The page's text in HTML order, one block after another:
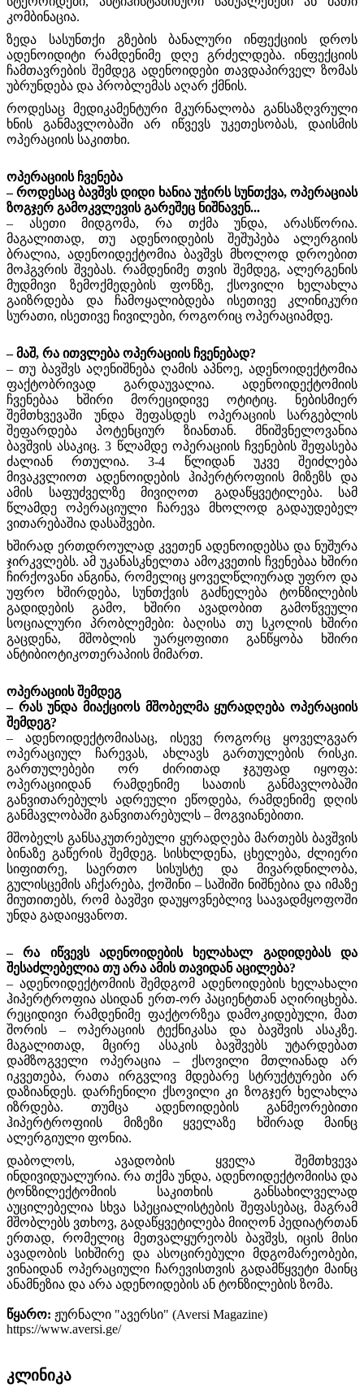
კომბინაცია.
ზედა სასუნთქი გზების ბანალური ინფექციის დროს
ადენოიდიტი რამდენიმე დღე გრძელდება. ინფექციის
ჩამთავრების შემდეგ ადენოიდები თავდაპირველ ზომას
უბრუნდება და პრობლემას აღარ ქმნის.
როდესაც მედიკამენტური მკურნალობა განსაზღვრული
ხნის განმავლობაში არ იწვევს უკეთესობას, დაისმის
ოპერაციის საკითხი.
ოპერაციის ჩვენება
– როდესაც ბავშვს დიდი ხანია უჭირს სუნთქვა, ოპერაციას
ზოგჯერ გამოკვლევის გარეშეც ნიშნავენ...
– ასეთი მიდგომა, რა თქმა უნდა, არასწორია.
მაგალითად, თუ ადენოიდების შეშუპება ალერგიის
ბრალია, ადენოიდექტომია ბავშვს მხოლოდ დროებით
მოჰგვრის შვებას. რამდენიმე თვის შემდეგ, ალერგენის
მუდმივი ზემოქმედების ფონზე, ქსოვილი ხელახლა
გაიზრდება და ჩამოყალიბდება ისეთივე კლინიკური
სურათი, ისეთივე ჩივილები, როგორიც ოპერაციამდე.
– მაშ, რა ითვლება ოპერაციის ჩვენებად?
– თუ ბავშვს აღენიშნება ღამის აპნოე, ადენოიდექტომია
ფაქტობრივად გარდაუვალია. ადენოიდექტომიის
ჩვენებაა ხშირი მორეციდივე ოტიტიც. ნებისმიერ
შემთხვევაში უნდა შეფასდეს ოპერაციის სარგებლის
შეფარდება პოტენციურ ზიანთან. მნიშვნელოვანია
ბავშვის ასაკიც. 3 წლამდე ოპერაციის ჩვენების შეფასება
ძალიან რთულია. 3-4 წლიდან უკვე შეიძლება
მივაკვლიოთ ადენოიდების ჰიპერტროფიის მიზეზს და
ამის საფუძველზე მივიღოთ გადაწყვეტილება. სამ
წლამდე ოპერაციული ჩარევა მხოლოდ გადაუდებელ
ვითარებაშია დასაშვები.
ხშირად ერთდროულად კვეთენ ადენოიდებსა და ნუშურა
ჯირკვლებს. ამ უკანასკნელთა ამოკვეთის ჩვენებაა ხშირი
ჩირქოვანი ანგინა, რომელიც ყოველწლიურად უფრო და
უფრო ხშირდება, სუნთქვის გაძნელება ტონზილების
გადიდების გამო, ხშირი ავადობით გამოწვეული
სოციალური პრობლემები: ბაღისა თუ სკოლის ხშირი
გაცდენა, მშობლის უარყოფითი განწყობა ხშირი
ანტიბიოტიკოთერაპიის მიმართ.
ოპერაციის შემდეგ
– რას უნდა მიაქციოს მშობელმა ყურადღება ოპერაციის
შემდეგ?
– ადენოიდექტომიასაც, ისევე როგორც ყოველგვარ
ოპერაციულ ჩარევას, ახლავს გართულების რისკი.
გართულებები ორ ძირითად ჯგუფად იყოფა:
ოპერაციიდან რამდენიმე საათის განმავლობაში
განვითარებულს ადრეული ეწოდება, რამდენიმე დღის
განმავლობაში განვითარებულს – მოგვიანებითი.
მშობელს განსაკუთრებული ყურადღება მართებს ბავშვის
ბინაზე გაწერის შემდეგ. სისხლდენა, ცხელება, ძლიერი
სიფითრე, საერთო სისუსტე და მივარდნილობა,
გულისცემის აჩქარება, ქოშინი – საშიში ნიშნებია და იმაზე
მიუთითებს, რომ ბავშვი დაუყოვნებლივ საავადმყოფოში
უნდა გადაიყვანოთ.
– რა იწვევს ადენოიდების ხელახალ გადიდებას და
შესაძლებელია თუ არა ამის თავიდან აცილება?
– ადენოიდექტომიის შემდგომ ადენოიდების ხელახალი
ჰიპერტროფია ასიდან ერთ-ორ პაციენტთან აღირიცხება.
რეციდივი რამდენიმე ფაქტორზეა დამოკიდებული, მათ
შორის – ოპერაციის ტექნიკასა და ბავშვის ასაკზე.
მაგალითად, მცირე ასაკის ბავშვებს უტარდებათ
დამზოგველი ოპერაცია – ქსოვილი მთლიანად არ
იკვეთება, რათა ირგვლივ მდებარე სტრუქტურები არ
დაზიანდეს. დარჩენილი ქსოვილი კი ზოგჯერ ხელახლა
იზრდება. თუმცა ადენოიდების განმეორებითი
ჰიპერტროფიის მიზეზი ყველაზე ხშირად მაინც
ალერგიული ფონია.
დაბოლოს, ავადობის ყველა შემთხვევა
ინდივიდუალურია. რა თქმა უნდა, ადენოიდექტომიისა და
ტონზილექტომიის საკითხის განსახილველად
აუცილებელია სხვა სპეციალისტების შეფასებაც, მაგრამ
მშობლებს ვთხოვ, გადაწყვეტილება მიიღონ პედიატრთან
ერთად, რომელიც მეთვალყურეობს ბავშვს, იცის მისი
ავადობის სიხშირე და ასოცირებული მდგომარეობები,
ვინაიდან ოპერაციული ჩარევისთვის გადამწყვეტი მაინც
ანამნეზია და არა ადენოიდების ან ტონზილების ზომა.
წყარო: ჟურნალი "ავერსი" (Aversi Magazine)
https://www.aversi.ge/
კლინიკა